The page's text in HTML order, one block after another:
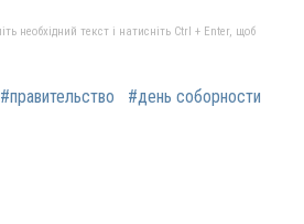
необхідний текст і натисніть Ctrl + Enter, щоб
#правительство
#день соборности